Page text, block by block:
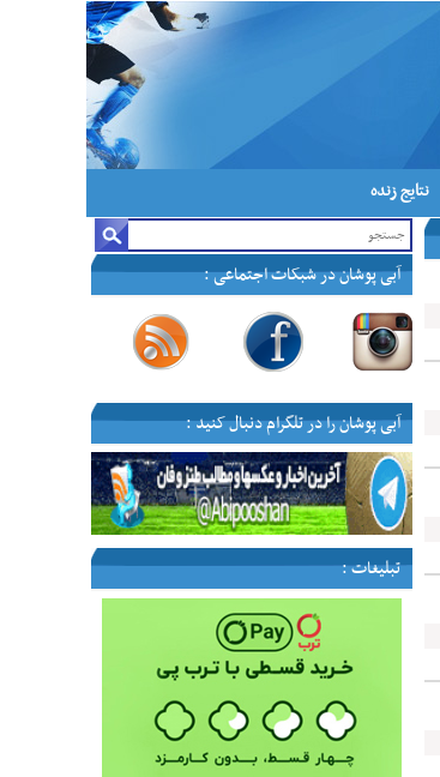
نتایج زنده
آبی پوشان در شبکات اجتماعی :
آبی پوشان را در تلگرام دنبال کنید :
تبلیغات :